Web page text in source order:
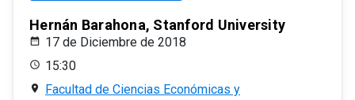
Hernán Barahona, Stanford University
17 de Diciembre de 2018
15:30
Facultad de Ciencias Económicas y